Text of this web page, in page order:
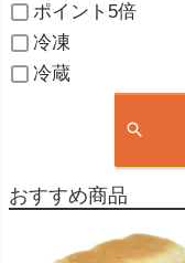
ポイント5倍
冷凍
冷蔵
おすすめ商品